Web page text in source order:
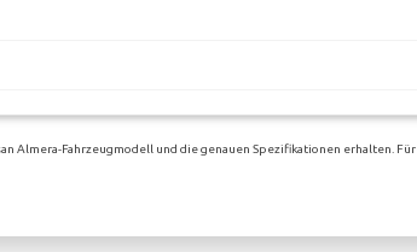
Almera-Fahrzeugmodell und die genauen Spezifikationen erhalten. Für